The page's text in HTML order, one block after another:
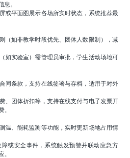
。
或平面图展示各场所实时状态，系统推荐最
（如非教学时段优先、团体人数限制），减
如实验室）需管理员审批，学生活动场地可
同条款，支持在线签署与存档，适用于对外
、团体折扣等，支持在线支付与电子发票开
温、能耗监测等功能，实时更新场地占用情
或安全事件，系统触发预警并联动应急方